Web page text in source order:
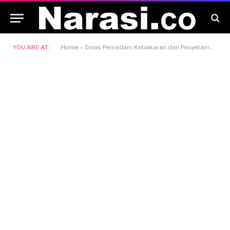
YOU ARE AT: Home » Dinas Pemadam Kebakaran dan Penyelamatan (Disdamkarmat)